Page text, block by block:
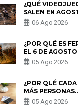
¿QUÉ
SALEN EN
2026? ESTOS
ESTRENOS MÁS
06 Ago 2026
¿POR QUÉ ES
EL 6 DE AGOSTO
PERÚ? ESTA ES LA
HISTORIA
05 Ago 2026
¿POR QUÉ CADA
MÁS PERSONAS
UTILIZAN UNA
PARA PROTEGER
05 Ago 2026